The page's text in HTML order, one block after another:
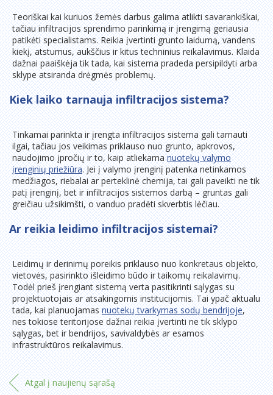
Teoriškai kai kuriuos žemės darbus galima atlikti savarankiškai,
tačiau infiltracijos sprendimo parinkimą ir įrengimą geriausia
patikėti specialistams. Reikia įvertinti grunto laidumą, vandens
kiekį, atstumus, aukščius ir kitus techninius reikalavimus. Klaida
dažnai paaiškėja tik tada, kai sistema pradeda persipildyti arba
sklype atsiranda drėgmės problemų.
Kiek laiko tarnauja infiltracijos sistema?
Tinkamai parinkta ir įrengta infiltracijos sistema gali tarnauti
ilgai, tačiau jos veikimas priklauso nuo grunto, apkrovos,
naudojimo įpročių ir to, kaip atliekamanuotekų valymo
įrenginių priežiūra. Jei į valymo įrenginį patenka netinkamos
medžiagos, riebalai ar perteklinė chemija, tai gali paveikti ne tik
patį įrenginį, bet ir infiltracijos sistemos darbą – gruntas gali
greičiau užsikimšti, o vanduo pradėti skverbtis lėčiau.
Ar reikia leidimo infiltracijos sistemai?
Leidimų ir derinimų poreikis priklauso nuo konkretaus objekto,
vietovės, pasirinkto išleidimo būdo ir taikomų reikalavimų.
Todėl prieš įrengiant sistemą verta pasitikrinti sąlygas su
projektuotojais ar atsakingomis institucijomis. Tai ypač aktualu
tada, kai planuojamasnuotekų tvarkymas sodų bendrijoje,
nes tokiose teritorijose dažnai reikia įvertinti ne tik sklypo
sąlygas, bet ir bendrijos, savivaldybės ar esamos
infrastruktūros reikalavimus.
Atgal į naujienų sąrašą